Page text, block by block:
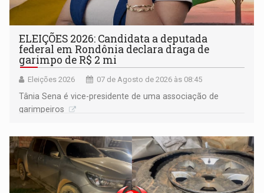
ELEIÇÕES 2026: Candidata a deputada
federal em Rondônia declara draga de
garimpo de R$ 2 mi
Eleições 2026 07 de Agosto de 2026 às 08:45
Tânia Sena é vice-presidente de uma associação de
garimpeiros